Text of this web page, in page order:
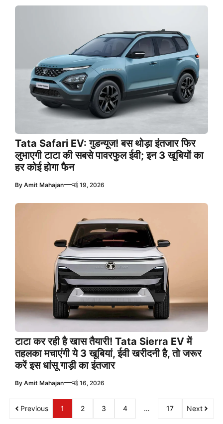
Tata Safari EV: गुडन्यूज! बस थोड़ा इंतजार फिर
लुभाएगी टाटा की सबसे पावरफुल ईवी; इन 3 खूबियों का
हर कोई होगा फैन
By Amit Mahajan—मई 19, 2026
टाटा कर रही है खास तैयारी! Tata Sierra EV में
तहलका मचाएंगी ये 3 खूबियां, ईवी खरीदनी है, तो जरूर
करें इस धांसू गाड़ी का इंतजार
By Amit Mahajan—मई 16, 2026
Previous 1 2 3 4 … 17 Next